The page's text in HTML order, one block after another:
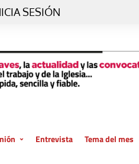
SESIÓN
Entrevista Tema del mes